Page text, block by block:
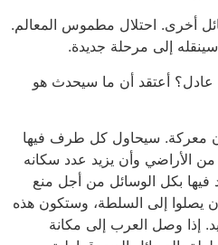
أخرى. احتلال مطموس المعالم.
سينقله إلى مرحلة جديدة.
أعتقد أن ما سيحدث هو
معركة. سيحاول كل طرف فيها
الأراضي وأن يزيد عدد سكانه
فيها بكل الوسائل من أجل منع
يصلوا إلى السلطة، وستكون هذه
إذا وصل العرب إلى مكانة